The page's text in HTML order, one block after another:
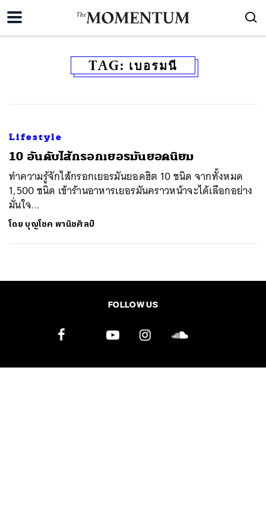
TAG: เบอรมนี
Lifestyle
10 อันดับไส้กรอกเยอรมันยอดนิยม
ทำความรู้จักไส้กรอกเยอรมันยอดฮิต 10 ชนิด จากทั้งหมด
1,500 ชนิด เข้าร้านอาหารเยอรมันคราวหน้าจะได้เลือกอย่าง
มั่นใจ...
โดย บุญโชค พานิชศิลป์
FOLLOW US
SHARE TWEET LINE EMAIL